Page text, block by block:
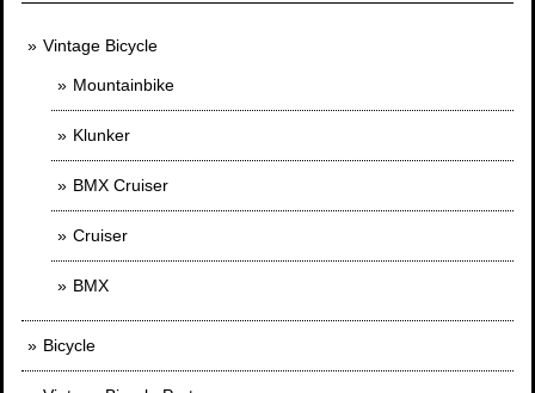
Vintage Bicycle
Mountainbike
Klunker
BMX Cruiser
Cruiser
BMX
Bicycle